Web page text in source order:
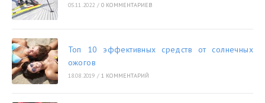
05.11.2022 / 0 КОММЕНТАРИЕВ
Топ 10 эффективных средств от солнечных
ожогов
18.08.2019 / 1 КОММЕНТАРИЙ